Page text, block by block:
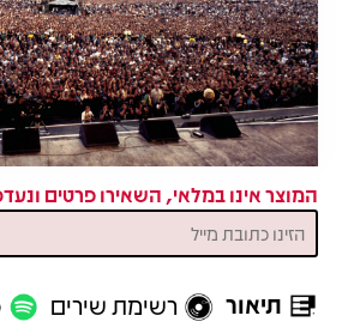
המוצר אינו במלאי, השאירו פרטים
תיאור רשימת שירים